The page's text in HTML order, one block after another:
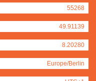
55268
49.91139
8.20280
Europe/Berlin